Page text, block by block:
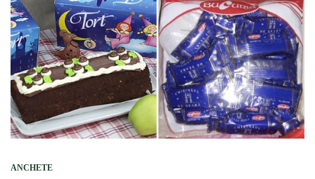
ANCHETE